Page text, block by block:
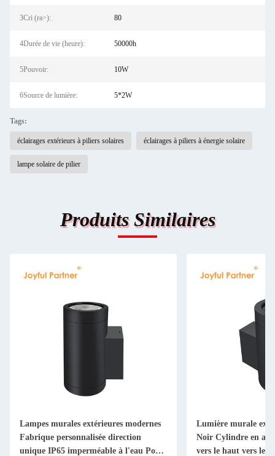
3Cri (ra>): 80
4Durée de vie (heure): 50000h
5Pouvoir: 10W
6Source de lumière: 5*2W
Tags:
éclairages extérieurs à piliers solaires éclairages à piliers à énergie solaire
lampe solaire de pilier
Produits Similaires
Lampes murales extérieures modernes
Fabrique personnalisée direction
unique IP65 imperméable à l'eau Pour
Lumière murale
Noir Cylindre en
vers le haut vers le